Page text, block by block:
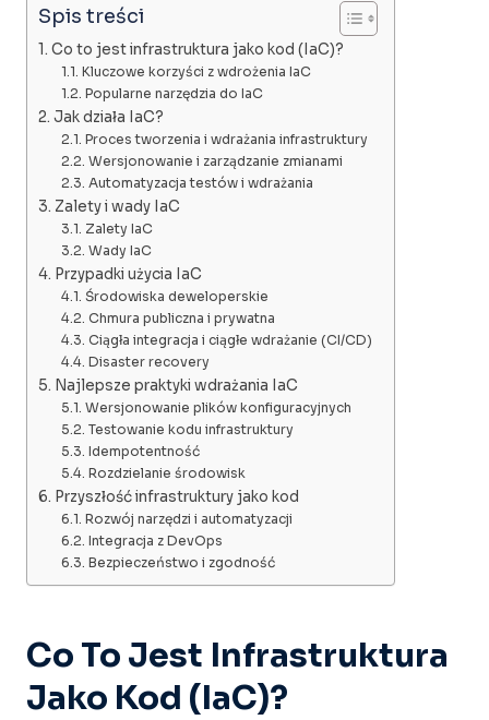
Spis treści
Co to jest infrastruktura jako kod (IaC)?
Kluczowe korzyści z wdrożenia IaC
Popularne narzędzia do IaC
Jak działa IaC?
Proces tworzenia i wdrażania infrastruktury
Wersjonowanie i zarządzanie zmianami
Automatyzacja testów i wdrażania
Zalety i wady IaC
Zalety IaC
Wady IaC
Przypadki użycia IaC
Środowiska deweloperskie
Chmura publiczna i prywatna
Ciągła integracja i ciągłe wdrażanie (CI/CD)
Disaster recovery
Najlepsze praktyki wdrażania IaC
Wersjonowanie plików konfiguracyjnych
Testowanie kodu infrastruktury
Idempotentność
Rozdzielanie środowisk
Przyszłość infrastruktury jako kod
Rozwój narzędzi i automatyzacji
Integracja z DevOps
Bezpieczeństwo i zgodność
Co To Jest Infrastruktura
Jako Kod (IaC)?